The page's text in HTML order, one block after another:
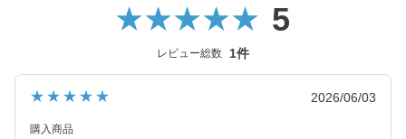
レンズ直径(DIA)14.5㎜の大きめレンズで瞳を大きく魅せながら、
ました。
ハイスペックレンズへとリニューアル！
5
レビュー総数 1件
★★★★★ 2026/06/03
購入商品